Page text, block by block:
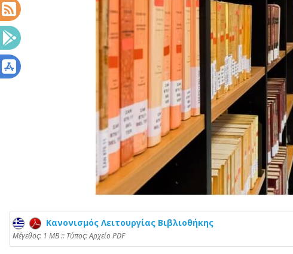
Κανονισμός Λειτουργίας Βιβλιοθήκης
Mέγεθος: 1 MB :: Τύπος: Αρχείο PDF